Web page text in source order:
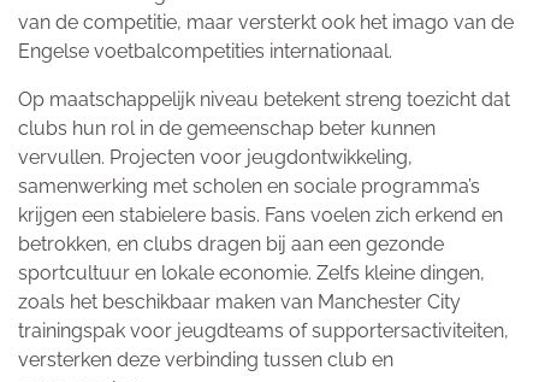
van de competitie, maar versterkt ook het imago van de
Engelse voetbalcompetities internationaal.
Op maatschappelijk niveau betekent streng toezicht dat
clubs hun rol in de gemeenschap beter kunnen
vervullen. Projecten voor jeugdontwikkeling,
samenwerking met scholen en sociale programma’s
krijgen een stabielere basis. Fans voelen zich erkend en
betrokken, en clubs dragen bij aan een gezonde
sportcultuur en lokale economie. Zelfs kleine dingen,
zoals het beschikbaar maken van Manchester City
trainingspak voor jeugdteams of supportersactiviteiten,
versterken deze verbinding tussen club en